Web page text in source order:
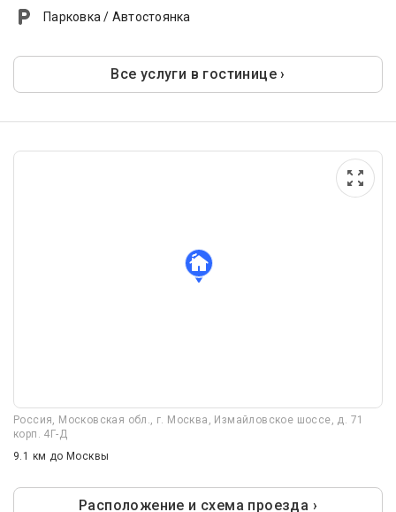
Парковка / Автостоянка
Все услуги в гостинице ›
Россия, Московская обл., г. Москва, Измайловское шоссе, д. 71
корп. 4Г-Д
9.1 км до Москвы
Расположение и схема проезда ›